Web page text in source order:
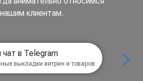
клиентам.
в Telegram
выкладки витрин и товаров